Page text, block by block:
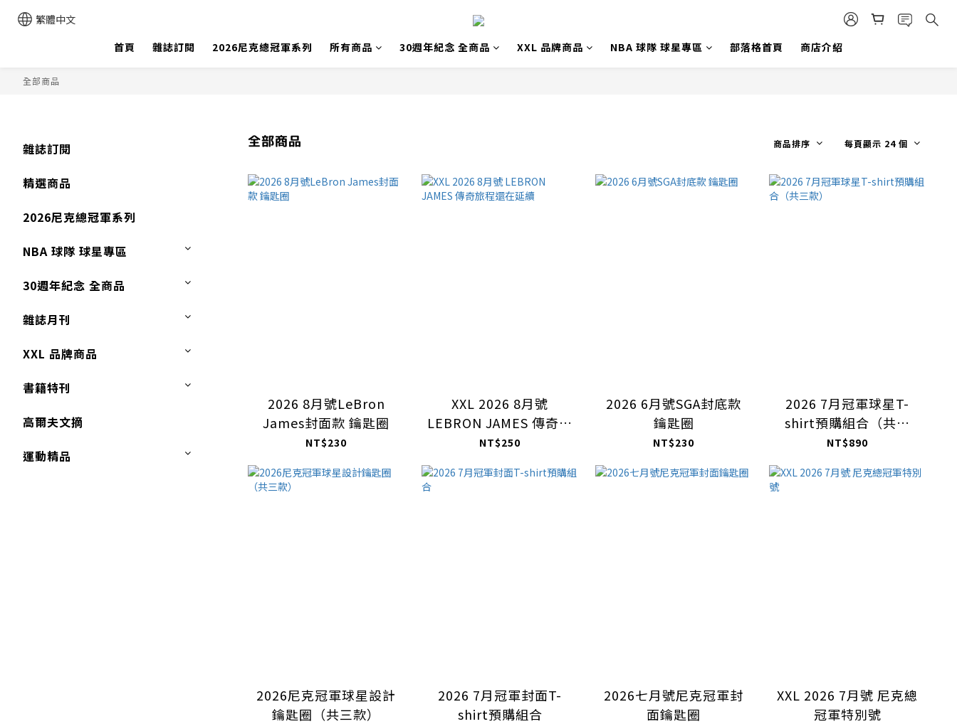
繁體中文
首頁
雜誌訂閱 2026尼克總冠軍系列 所有商品 30週年紀念 全商品 XXL 品牌商品 NBA 球隊 球星專區 部落格首頁 商店介紹
全部商品
雜誌訂閱
精選商品
2026尼克總冠軍系列
NBA 球隊 球星專區
30週年紀念 全商品
雜誌月刊
XXL 品牌商品
書籍特刊
高爾夫文摘
運動精品
全部商品 商品排序 每頁顯示 24 個
2026 8月號LeBron
James封面款 鑰匙圈
NT$230
XXL 2026 8月號
LEBRON JAMES 傳奇旅
程還在延續
NT$250
2026 6月號SGA封底款
鑰匙圈
NT$230
2026 7月冠軍球星T-
shirt預購組合（共三
款）
NT$890
2026尼克冠軍球星設計
鑰匙圈（共三款）
2026 7月冠軍封面T-
shirt預購組合
2026七月號尼克冠軍封
面鑰匙圈
XXL 2026 7月號 尼克總
冠軍特別號